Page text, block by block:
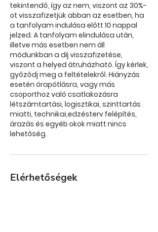
tekintendő, így az nem, viszont az 30%-
ot visszafizetjük abban az esetben, ha
a tanfolyam indulása előtt 10 nappal
jelzed. A tanfolyam elindulása után,
illetve más esetben nem áll
módunkban a díj visszafizetése,
viszont a helyed átruházható. Így kérlek,
győződj meg a feltételekről. Hiányzás
esetén órapótlásra, vagy más
csoporthoz való csatlakozásra
létszámtartási, logisztikai, szinttartás
miatti, technikai,edzésterv felépítés,
árazás és egyéb okok miatt nincs
lehetőség.
Elérhetőségek